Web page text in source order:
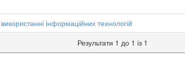
інформаційних технологій
Результати 1 до 1 із 1